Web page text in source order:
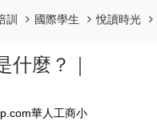
訓 國際學生 悅讀時光
麼？｜
華人工商小